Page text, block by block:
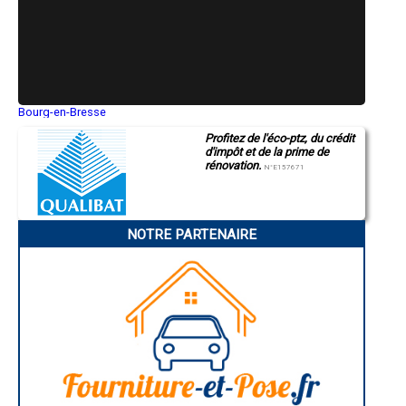
- Entreprise de rénovation immobilière à Gardères
- Entreprise de rénovation immobilière à Ordizan
- Entreprise de rénovation immobilière à Cantaous
- Entreprise de rénovation immobilière à Tostat
- Entreprise de rénovation immobilière à Beaucens
- Entreprise de rénovation immobilière à Ayzac-Ost
- Entreprise de rénovation immobilière à Mascaras
- Entreprise de rénovation immobilière à Monléon-Magnoac
- Entreprise de rénovation immobilière à Lézignan
- Entreprise de rénovation immobilière à Montastruc
- Entreprise de rénovation immobilière à Sarniguet
- Entreprise de rénovation immobilière à Auriébat
- Entreprise de rénovation immobilière à Vidouze
- Entreprise de rénovation immobilière à Arcizac-ez-Angles
- Entreprise de rénovation immobilière à Bazillac
- Entreprise de rénovation immobilière à Uglas
- Entreprise de rénovation immobilière à Souyeaux
Bourg-en-Bresse
Montluçon
Manosque
Gap
Charleville-Mézières
Pamiers
Narbonne
Saint-Brieuc
Profitez de l'éco-ptz, du crédit
d'impôt et de la prime de
rénovation. N°E157671
NOTRE PARTENAIRE